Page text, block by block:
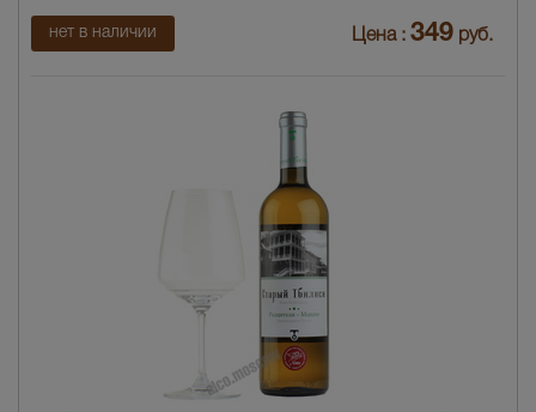
нет в наличии Цена : 349 руб.